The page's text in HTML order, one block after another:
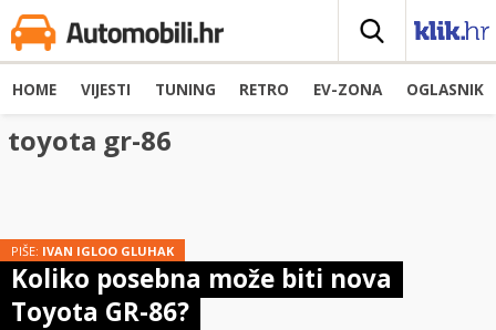
HOME VIJESTI TUNING RETRO EV-ZONA OGLASNIK
toyota gr-86
PIŠE: IVAN IGLOO GLUHAK
Koliko posebna može biti nova
Toyota GR-86?